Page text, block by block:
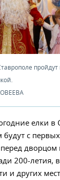
пройдут
елки в
с
перед дворцом
200-летия,
и других